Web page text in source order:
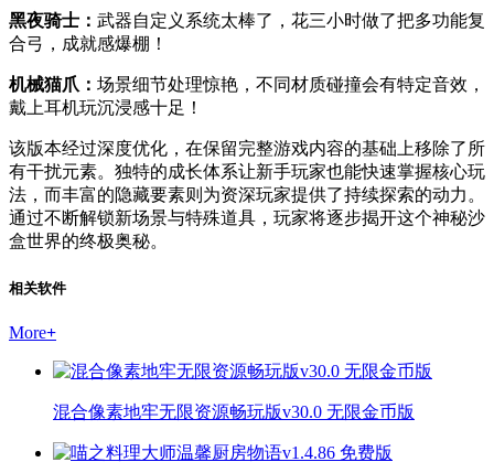
黑夜骑士： 武器自定义系统太棒了，花三小时做了把多功能复
合弓，成就感爆棚！
机械猫爪： 场景细节处理惊艳，不同材质碰撞会有特定音效，
戴上耳机玩沉浸感十足！
该版本经过深度优化，在保留完整游戏内容的基础上移除了所
有干扰元素。独特的成长体系让新手玩家也能快速掌握核心玩
法，而丰富的隐藏要素则为资深玩家提供了持续探索的动力。
通过不断解锁新场景与特殊道具，玩家将逐步揭开这个神秘沙
盒世界的终极奥秘。
相关软件
More+
混合像素地牢无限资源畅玩版v30.0 无限金币版